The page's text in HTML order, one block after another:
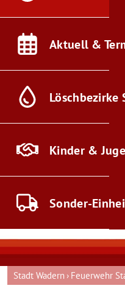
Aktuell &
Löschbezirke
Kinder &
Sonder-
Stadt Wadern Feuerwehr